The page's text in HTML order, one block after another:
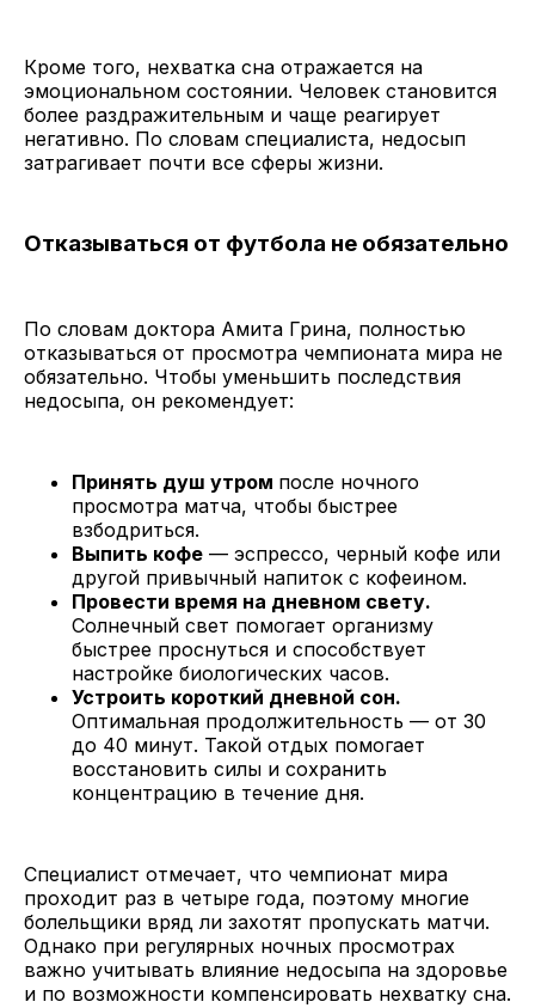
Кроме того, нехватка сна отражается на
эмоциональном состоянии. Человек становится
более раздражительным и чаще реагирует
негативно. По словам специалиста, недосып
затрагивает почти все сферы жизни.
Отказываться от футбола не обязательно
По словам доктора Амита Грина, полностью
отказываться от просмотра чемпионата мира не
обязательно. Чтобы уменьшить последствия
недосыпа, он рекомендует:
Принять душ утром после ночного
просмотра матча, чтобы быстрее
взбодриться.
Выпить кофе — эспрессо, черный кофе или
другой привычный напиток с кофеином.
Провести время на дневном свету.
Солнечный свет помогает организму
быстрее проснуться и способствует
настройке биологических часов.
Устроить короткий дневной сон.
Оптимальная продолжительность — от 30
до 40 минут. Такой отдых помогает
восстановить силы и сохранить
концентрацию в течение дня.
Специалист отмечает, что чемпионат мира
проходит раз в четыре года, поэтому многие
болельщики вряд ли захотят пропускать матчи.
Однако при регулярных ночных просмотрах
важно учитывать влияние недосыпа на здоровье
и по возможности компенсировать нехватку сна.